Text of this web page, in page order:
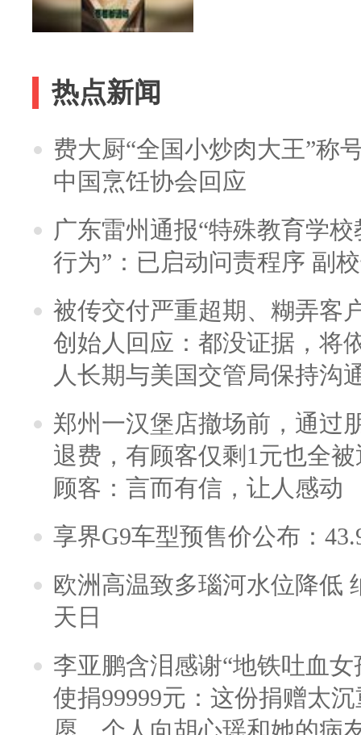
热点新闻
费大厨“全国小炒肉大王”称
中国烹饪协会回应
广东雷州通报“特殊教育学
行为”：已启动问责程序 副
被传交付严重超期、糊弄客
创始人回应：都没证据，将
人长期与美国交管局保持沟
郑州一汉堡店撤场前，通过
退费，有顾客仅剩1元也全
顾客：言而有信，让人感动
享界G9车型预售价公布：
欧洲高温致多瑙河水位降低
天日
李亚鹏含泪感谢“地铁吐血
使捐99999元：这份捐赠太